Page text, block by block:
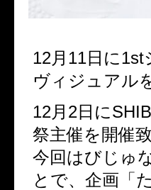
12月11日に
ヴィジュアル
12月2日に
祭主催を開催
今回はびじゅ
とで、企画「